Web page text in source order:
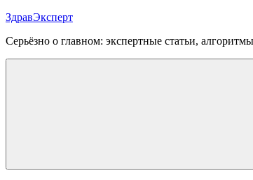
Перейти
содержимому
ЗдравЭксперт
Серьёзно о главном: экспертные статьи,
Меню